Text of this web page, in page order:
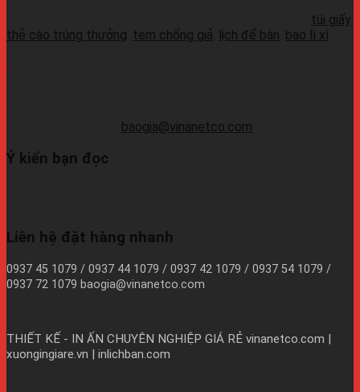
túi giấy
thẻ cào trúng thưởng tem chống giả lịch để bàn bao lì xì
baogia@vinanetco.com
Ý kiến bạn đọc
Liên hệ đặt hàng nhanh
0937 45 1079 / 0937 44 1079 / 0937 42 1079 / 0937 54 1079 /
0937 72 1079 baogia@vinanetco.com
THIẾT KẾ - IN ẤN CHUYÊN NGHIỆP GIÁ RẺ vinanetco.com |
xuongingiare.vn | inlichban.com